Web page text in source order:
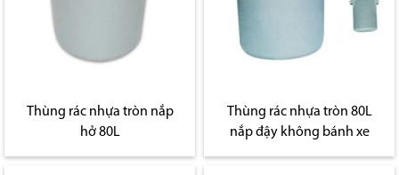
Thùng rác nhựa tròn nắp
hở 80L
Thùng rác nhựa tròn 80L
nắp đậy không bánh xe